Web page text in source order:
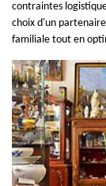
contraintes
choix d'un
familiale tout en